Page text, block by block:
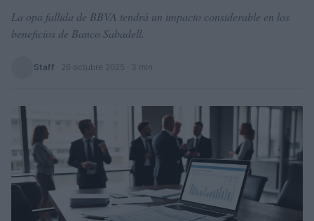
La opa fallida de BBVA tendrá un impacto considerable en los
beneficios de Banco Sabadell.
Staff 26 octubre 2025 · 3 min